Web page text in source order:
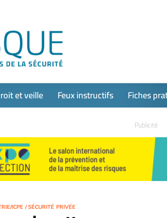
et veille Feux instructifs Fiches
Publicité
ICPE /SÉCURITÉ PRIVÉE